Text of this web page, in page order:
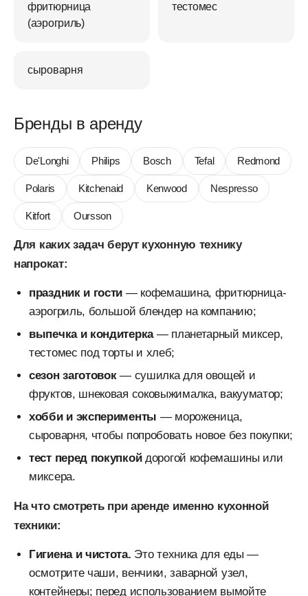
фритюрница
(аэрогриль)
тестомес
сыроварня
Бренды в аренду
De'Longhi Philips Bosch Tefal Redmond
Polaris Kitchenaid Kenwood Nespresso
Kitfort Oursson
Для каких задач берут кухонную технику
напрокат:
праздник и гости — кофемашина, фритюрница-
аэрогриль, большой блендер на компанию;
выпечка и кондитерка— планетарный миксер,
тестомес под торты и хлеб;
сезон заготовок— сушилка для овощей и
фруктов, шнековая соковыжималка, вакууматор;
хобби и эксперименты — мороженица,
сыроварня, чтобы попробовать новое без покупки;
тест перед покупкойдорогой кофемашины или
миксера.
На что смотреть при аренде именно кухонной
техники:
Гигиена и чистота. Это техника для еды —
осмотрите чаши, венчики, заварной узел,
контейнеры; перед использованием вымойте